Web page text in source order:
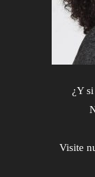
¿Y
Visite